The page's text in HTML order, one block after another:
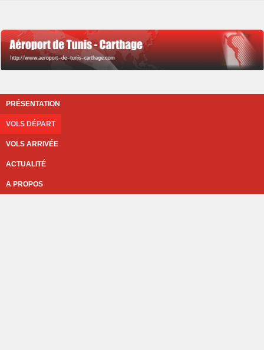
PRÉSENTATION
VOLS DÉPART
VOLS ARRIVÉE
ACTUALITÉ
A PROPOS